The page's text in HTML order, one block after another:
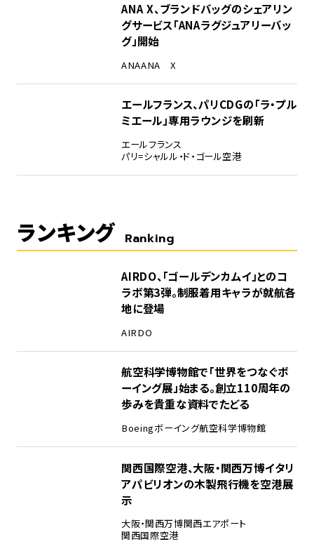
ANA X、ブランドバッグのシェアリン
グサービス「ANAラグジュアリーバッ
グ」開始
ANAANA X
エールフランス、パリCDGの「ラ・プル
ミエール」専用ラウンジを刷新
エールフランス
パリ=シャルル・ド・ゴール空港
ランキング Ranking
AIRDO、「ゴールデンカムイ」とのコ
ラボ第3弾。制服着用キャラが就航各
地に登場
AIRDO
航空科学博物館で「世界をつなぐボ
ーイング展」始まる。創立110周年の
歩みを貴重な資料でたどる
Boeingボーイング航空科学博物館
関西国際空港、大阪・関西万博イタリ
アパビリオンの木製飛行機を空港展
示
大阪・関西万博関西エアポート
関西国際空港